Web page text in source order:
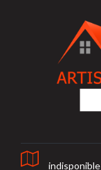
indisponible